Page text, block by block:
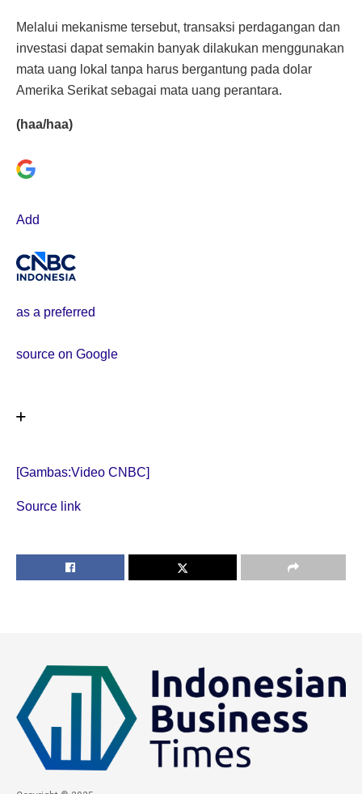
Melalui mekanisme tersebut, transaksi perdagangan dan
investasi dapat semakin banyak dilakukan menggunakan
mata uang lokal tanpa harus bergantung pada dolar
Amerika Serikat sebagai mata uang perantara.
(haa/haa)
Add
as a preferred
source on Google
[Gambas:Video CNBC]
Source link